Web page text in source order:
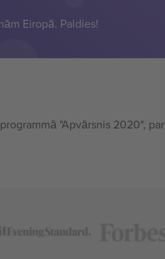
Eiropā. Paldies!
"Apvārsnis 2020", par